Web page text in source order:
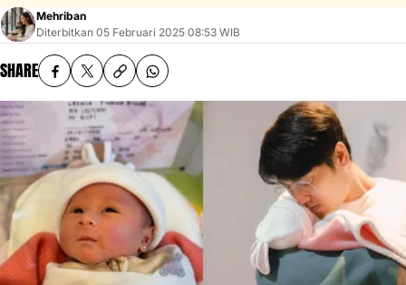
Mehriban
Diterbitkan 05 Februari 2025 08:53 WIB
SHARE